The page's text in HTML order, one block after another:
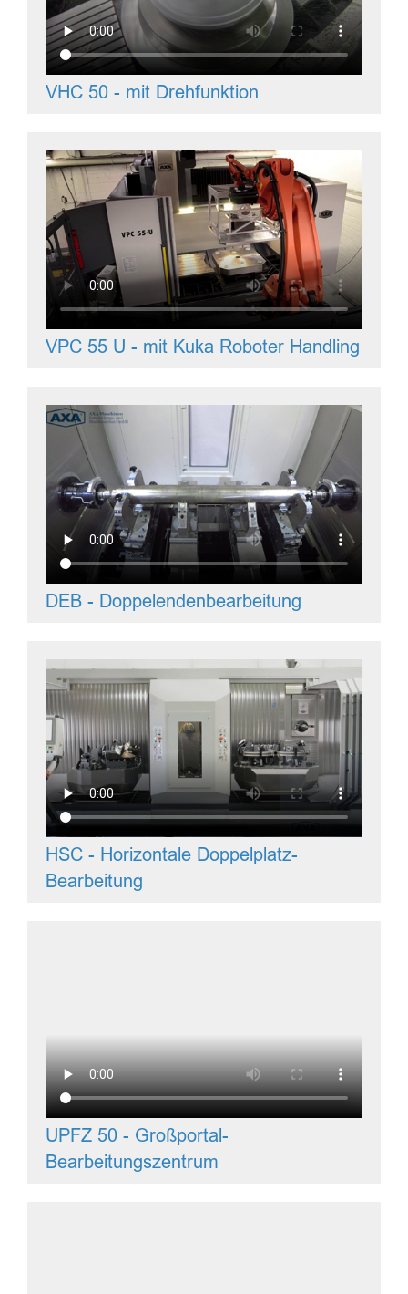
VHC 50 - mit Drehfunktion
VPC 55 U - mit Kuka Roboter Handling
DEB - Doppelendenbearbeitung
HSC - Horizontale Doppelplatz-
Bearbeitung
UPFZ 50 - Großportal-
Bearbeitungszentrum